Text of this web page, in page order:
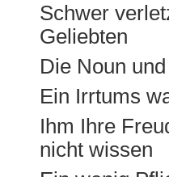
Schwer
Geliebten
Die Noun
Ein Irrtums
Ihm Ihre
nicht wissen